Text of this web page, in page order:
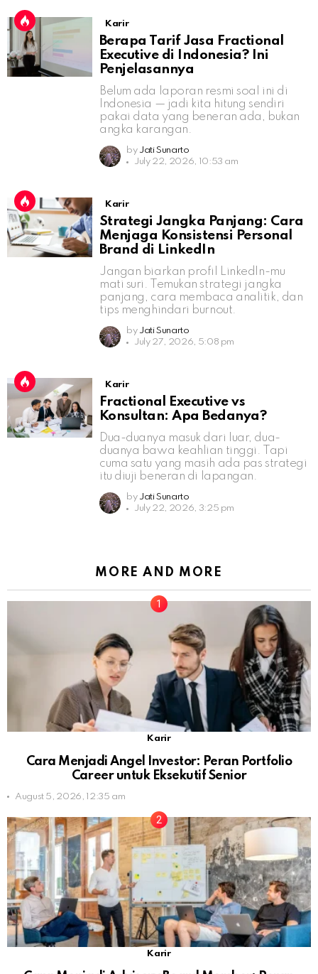
Karir
Berapa Tarif Jasa Fractional
Executive di Indonesia? Ini
Penjelasannya
Belum ada laporan resmi soal ini di
Indonesia — jadi kita hitung sendiri
pakai data yang beneran ada, bukan
angka karangan.
by Jati Sunarto
July 22, 2026, 10:53 am
Karir
Strategi Jangka Panjang: Cara
Menjaga Konsistensi Personal
Brand di LinkedIn
Jangan biarkan profil LinkedIn-mu
mati suri. Temukan strategi jangka
panjang, cara membaca analitik, dan
tips menghindari burnout.
by Jati Sunarto
July 27, 2026, 5:08 pm
Karir
Fractional Executive vs
Konsultan: Apa Bedanya?
Dua-duanya masuk dari luar, dua-
duanya bawa keahlian tinggi. Tapi
cuma satu yang masih ada pas strategi
itu diuji beneran di lapangan.
by Jati Sunarto
July 22, 2026, 3:25 pm
MORE AND MORE
Karir
Cara Menjadi Angel Investor: Peran Portfolio
Career untuk Eksekutif Senior
August 5, 2026, 12:35 am
Karir